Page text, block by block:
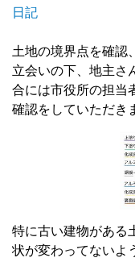
日記
土地の境界点を確認
立会いの下、地主さ
合には市役所の担当
確認をしていただき
特に古い建物がある
状が変わってないよ